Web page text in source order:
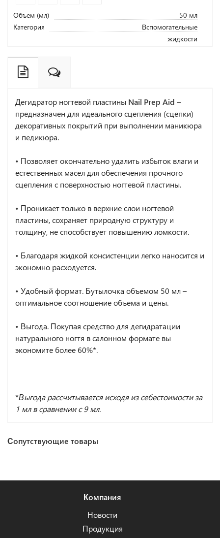
Объем (мл)
50 мл
Категория
Вспомогательные
жидкости
Дегидратор ногтевой пластины Nail Prep Aid –
предназначен для идеального сцепления (сцепки)
декоративных покрытий при выполнении маникюра
и педикюра.
• Позволяет окончательно удалить избыток влаги и
естественных масел для обеспечения прочного
сцепления с поверхностью ногтевой пластины.
• Проникает только в верхние слои ногтевой
пластины, сохраняет природную структуру и
толщину, не способствует повышению ломкости.
• Благодаря жидкой консистенции легко наносится и
экономно расходуется.
• Удобный формат. Бутылочка объемом 50 мл –
оптимальное соотношение объема и цены.
• Выгода. Покупая средство для дегидратации
натурального ногтя в салонном формате вы
экономите более 60%*.
*Выгода рассчитывается исходя из себестоимости за
1 мл в сравнении с 9 мл.
Сопутствующие товары
Компания
Новости
Продукция